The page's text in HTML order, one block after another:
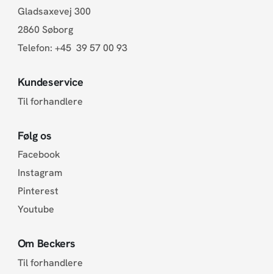
Gladsaxevej 300
2860 Søborg
Telefon: +45 39 57 00 93
Kundeservice
Til forhandlere
Følg os
Facebook
Instagram
Pinterest
Youtube
Om Beckers
Til forhandlere